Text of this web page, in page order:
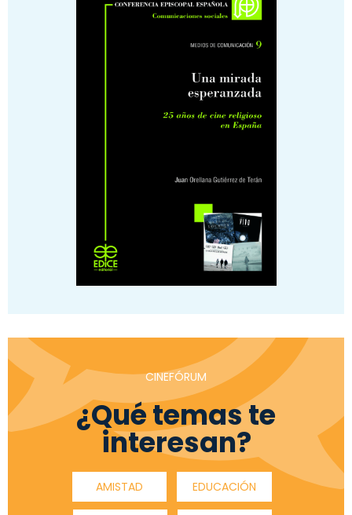
CINEFÓRUM
¿Qué temas te
interesan?
AMISTAD EDUCACIÓN